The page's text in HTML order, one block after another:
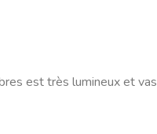
est très lumineux et